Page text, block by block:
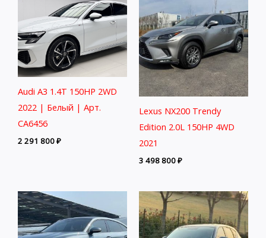
Audi A3 1.4T 150HP 2WD
2022 | Белый | Арт.
CA6456
2 291 800₽
Lexus NX200 Trendy
Edition 2.0L 150HP 4WD
2021
3 498 800₽